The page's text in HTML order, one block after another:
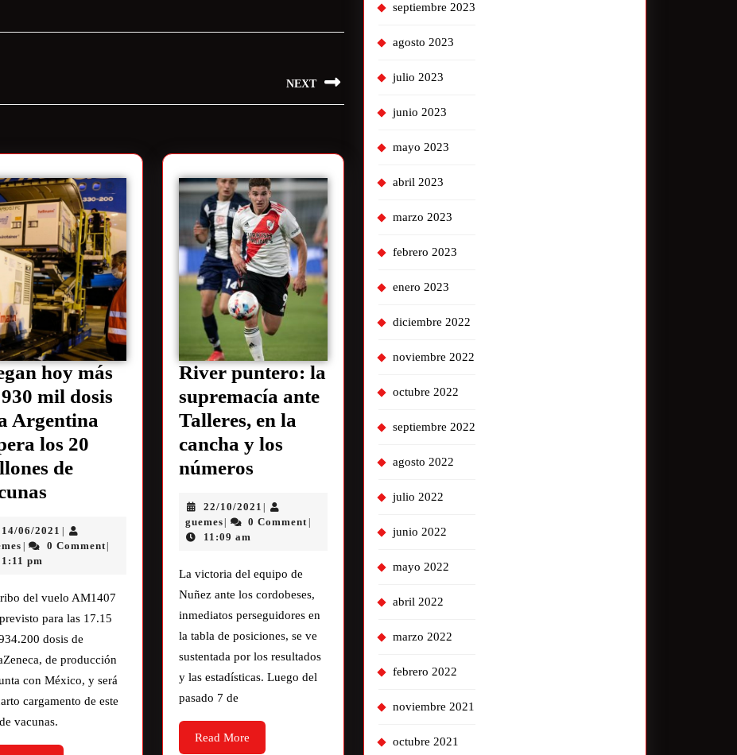
NEXT
hoy más
mil dosis
Argentina
los 20
de
14/06/2021
0 Comment
1:11 pm
del vuelo AM1407
para las 17.15
dosis de
de producción
con México, y será
cargamento de este
vacunas.
River puntero: la
supremacía ante
Talleres, en la
cancha y los
números
22/10/2021
guemes 0 Comment
11:09 am
La victoria del equipo de
Nuñez ante los cordobeses,
inmediatos perseguidores en
la tabla de posiciones, se ve
sustentada por los resultados
y las estadísticas. Luego del
pasado 7 de
Read More
septiembre 2023
agosto 2023
julio 2023
junio 2023
mayo 2023
abril 2023
marzo 2023
febrero 2023
enero 2023
diciembre 2022
noviembre 2022
octubre 2022
septiembre 2022
agosto 2022
julio 2022
junio 2022
mayo 2022
abril 2022
marzo 2022
febrero 2022
noviembre 2021
octubre 2021